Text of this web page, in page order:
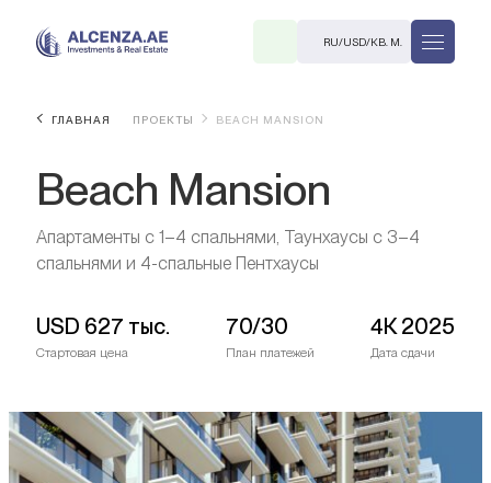
RU/USD/КВ. М.
М.
ГЛАВНАЯ ПРОЕКТЫ BEACH MANSION
Beach Mansion
Апартаменты с 1–4 спальнями, Таунхаусы с 3–4
спальнями и 4-спальные Пентхаусы
USD 627 тыс.
Стартовая цена
70/30
План платежей
4К 2025
Дата сдачи